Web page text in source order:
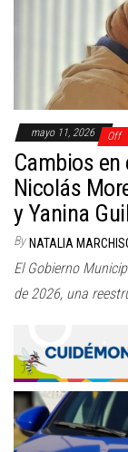
mayo 11, 2026 Off
Cambios
Nicolás
y Yanina
By NATALIA
El Gobierno
de 2026, una